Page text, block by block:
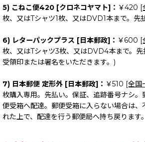
5) こねこ便420 [クロネコヤマト]： ￥420 [
枚、又はTシャツ1枚、又はDVD1本まで。先
6) レターパックプラス [日本郵政]： ￥600 [
枚、又はTシャツ3枚、又はDVD4本まで。先
受領印または署名をいただきます。)
7) 日本郵便 定形外 [日本郵政]： ￥510 [全国
枚購入専用。先払い。保証、追跡番号ナシ
便受箱へ配達。郵便受箱に入らない場合は、
れた上で、配達を行う郵便局へ持ち戻ります